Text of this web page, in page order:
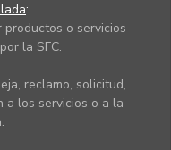
:
o servicios
la SFC.
reclamo, solicitud,
a los servicios o a la